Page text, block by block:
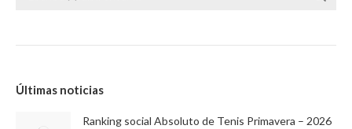
Últimas noticias
Ranking social Absoluto de Tenis Primavera – 2026